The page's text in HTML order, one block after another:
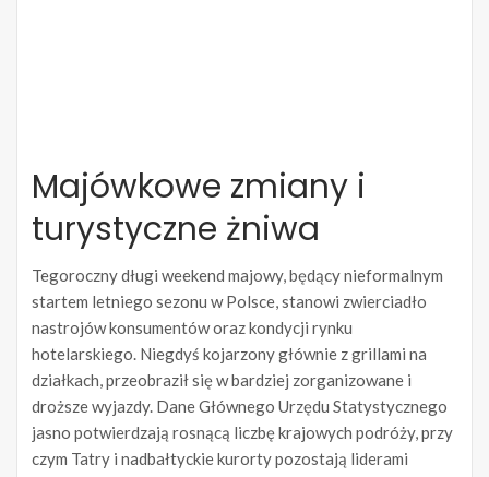
Majówkowe zmiany i
turystyczne żniwa
Tegoroczny długi weekend majowy, będący nieformalnym
startem letniego sezonu w Polsce, stanowi zwierciadło
nastrojów konsumentów oraz kondycji rynku
hotelarskiego. Niegdyś kojarzony głównie z grillami na
działkach, przeobraził się w bardziej zorganizowane i
droższe wyjazdy. Dane Głównego Urzędu Statystycznego
jasno potwierdzają rosnącą liczbę krajowych podróży, przy
czym Tatry i nadbałtyckie kurorty pozostają liderami